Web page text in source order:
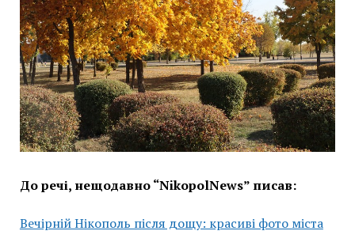
До речі, нещодавно “NikopolNews” писав:
Вечірній Нікополь після дощу: красиві фото міста